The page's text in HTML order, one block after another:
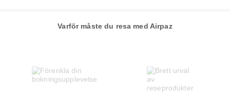
Varför måste du resa med Airpaz